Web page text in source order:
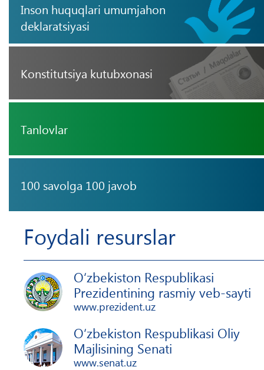
Inson huquqlari umumjahon
deklaratsiyasi
Konstitutsiya kutubxonasi
Tanlovlar
100 savolga 100 javob
Foydali resurslar
O‘zbekiston Respublikasi
Prezidentining rasmiy veb-sayti
www.prezident.uz
O‘zbekiston Respublikasi Oliy
Majlisining Senati
www.senat.uz